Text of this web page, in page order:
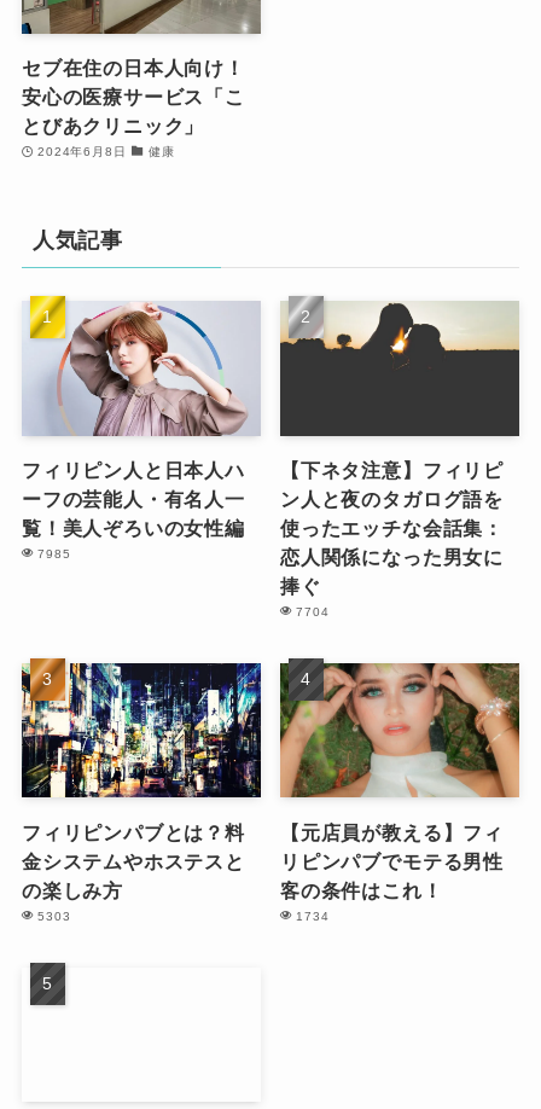
セブ在住の日本人向け！
安心の医療サービス「こ
とびあクリニック」
2024年6月8日 健康
人気記事
フィリピン人と日本人ハ
ーフの芸能人・有名人一
覧！美人ぞろいの女性編
7985
【下ネタ注意】フィリピ
ン人と夜のタガログ語を
使ったエッチな会話集：
恋人関係になった男女に
捧ぐ
7704
フィリピンパブとは？料
金システムやホステスと
の楽しみ方
5303
【元店員が教える】フィ
リピンパブでモテる男性
客の条件はこれ！
1734